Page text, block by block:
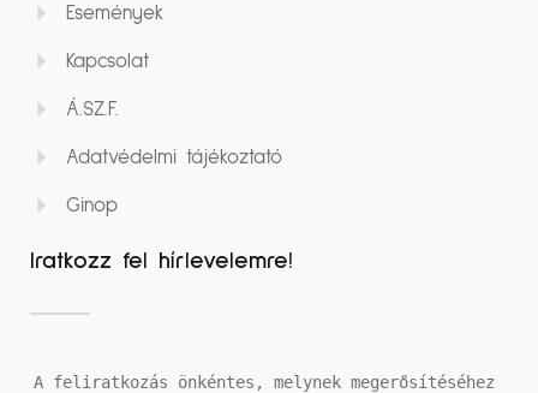
Események
Kapcsolat
Á.SZ.F.
Adatvédelmi tájékoztató
Ginop
Iratkozz fel hírlevelemre!
A feliratkozás önkéntes, melynek megerősítéséhez